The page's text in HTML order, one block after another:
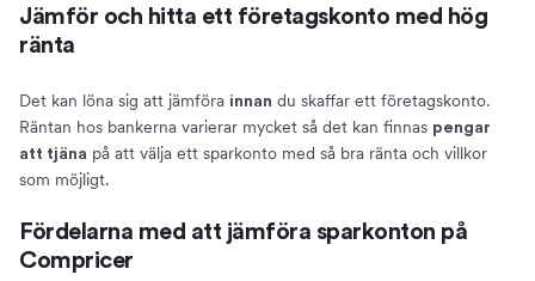
Jämför och hitta ett företagskonto med hög
ränta
Det kan löna sig att jämföra innan du skaffar ett företagskonto.
Räntan hos bankerna varierar mycket så det kan finnas pengar
att tjäna på att välja ett sparkonto med så bra ränta och villkor
som möjligt.
Fördelarna med att jämföra sparkonton på
Compricer